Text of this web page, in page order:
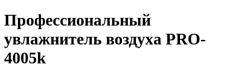
Профессиональный
увлажнитель воздуха PRO-
4005k